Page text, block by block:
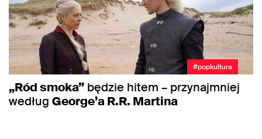
#popkultura
„Ród smoka” będzie hitem – przynajmniej
według George’a R.R. Martina